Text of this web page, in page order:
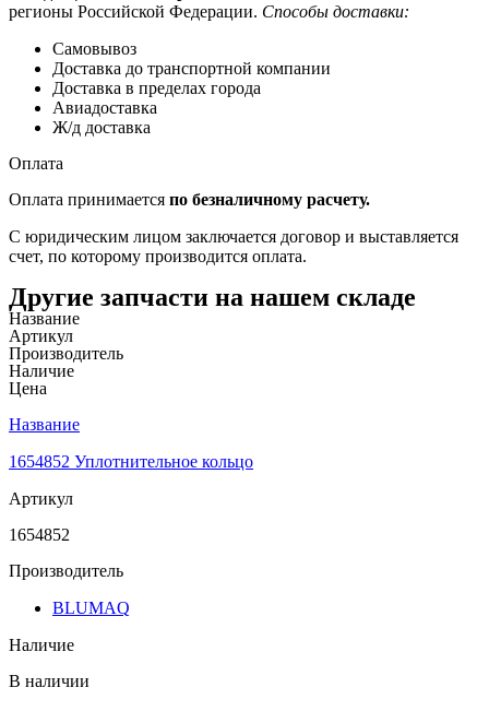
регионы Российской Федерации. Способы доставки:
Самовывоз
Доставка до транспортной компании
Доставка в пределах города
Авиадоставка
Ж/д доставка
Оплата
Оплата принимается по безналичному расчету.
С юридическим лицом заключается договор и выставляется
счет, по которому производится оплата.
Другие запчасти на нашем складе
Название
Артикул
Производитель
Наличие
Цена
Название
1654852 Уплотнительное кольцо
Артикул
1654852
Производитель
BLUMAQ
Наличие
В наличии